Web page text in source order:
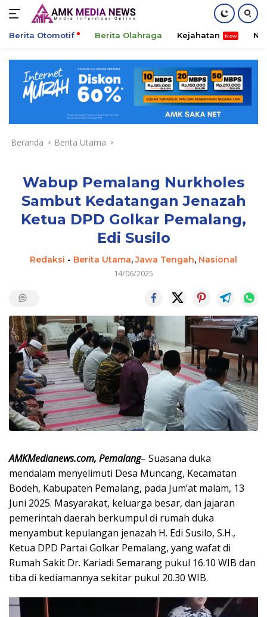
konten
Berita Otomotif Berita Olahraga Kejahatan
Beranda Berita Utama
Wabup Pemalang Nurkholes
Sambut Kedatangan Jenazah
Ketua DPD Golkar Pemalang,
Edi Susilo
Redaksi - Berita Utama,Jawa Tengah, Nasional
14/06/2025
AMKMedianews.com, Pemalang– Suasana duka
mendalam menyelimuti Desa Muncang, Kecamatan
Bodeh, Kabupaten Pemalang, pada Jum’at malam, 13
Juni 2025. Masyarakat, keluarga besar, dan jajaran
pemerintah daerah berkumpul di rumah duka
menyambut kepulangan jenazah H. Edi Susilo, S.H.,
Ketua DPD Partai Golkar Pemalang, yang wafat di
Rumah Sakit Dr. Kariadi Semarang pukul 16.10 WIB dan
tiba di kediamannya sekitar pukul 20.30 WIB.
Pemutar